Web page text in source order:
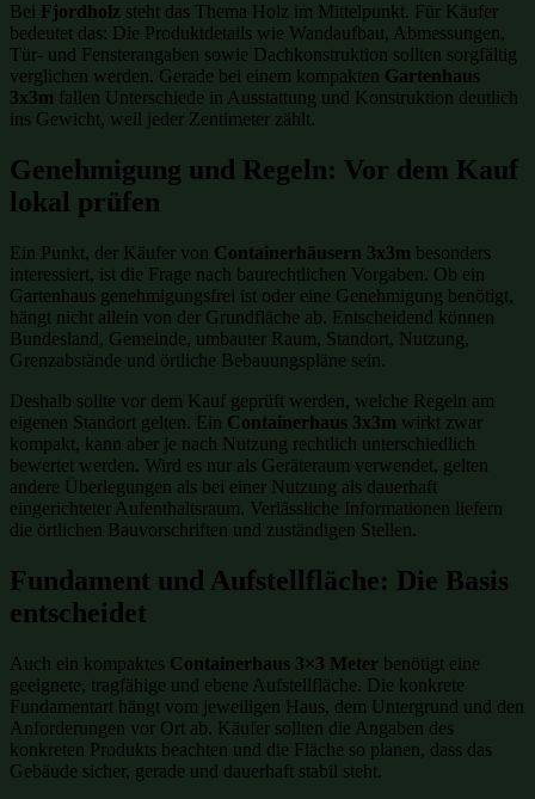
Bei Fjordholz steht das Thema Holz im Mittelpunkt. Für Käufer
bedeutet das: Die Produktdetails wie Wandaufbau, Abmessungen,
Tür- und Fensterangaben sowie Dachkonstruktion sollten sorgfältig
verglichen werden. Gerade bei einem kompakten Gartenhaus
3x3m fallen Unterschiede in Ausstattung und Konstruktion deutlich
ins Gewicht, weil jeder Zentimeter zählt.
Genehmigung und Regeln: Vor dem Kauf
lokal prüfen
Ein Punkt, der Käufer von Containerhäusern 3x3m besonders
interessiert, ist die Frage nach baurechtlichen Vorgaben. Ob ein
Gartenhaus genehmigungsfrei ist oder eine Genehmigung benötigt,
hängt nicht allein von der Grundfläche ab. Entscheidend können
Bundesland, Gemeinde, umbauter Raum, Standort, Nutzung,
Grenzabstände und örtliche Bebauungspläne sein.
Deshalb sollte vor dem Kauf geprüft werden, welche Regeln am
eigenen Standort gelten. Ein Containerhaus 3x3m wirkt zwar
kompakt, kann aber je nach Nutzung rechtlich unterschiedlich
bewertet werden. Wird es nur als Geräteraum verwendet, gelten
andere Überlegungen als bei einer Nutzung als dauerhaft
eingerichteter Aufenthaltsraum. Verlässliche Informationen liefern
die örtlichen Bauvorschriften und zuständigen Stellen.
Fundament und Aufstellfläche: Die Basis
entscheidet
Auch ein kompaktes Containerhaus 3×3 Meter benötigt eine
geeignete, tragfähige und ebene Aufstellfläche. Die konkrete
Fundamentart hängt vom jeweiligen Haus, dem Untergrund und den
Anforderungen vor Ort ab. Käufer sollten die Angaben des
konkreten Produkts beachten und die Fläche so planen, dass das
Gebäude sicher, gerade und dauerhaft stabil steht.